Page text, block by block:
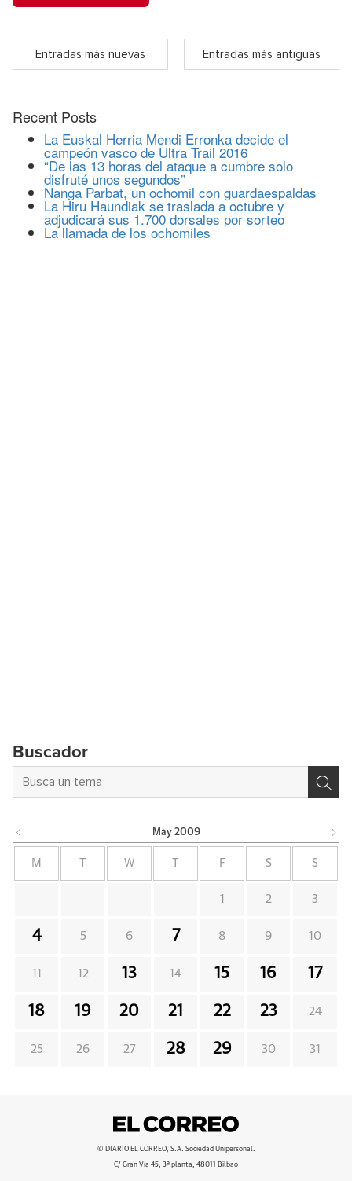
Entradas más nuevas Entradas más antiguas
Recent Posts
La Euskal Herria Mendi Erronka decide el
campeón vasco de Ultra Trail 2016
“De las 13 horas del ataque a cumbre solo
disfruté unos segundos”
Nanga Parbat, un ochomil con guardaespaldas
La Hiru Haundiak se traslada a octubre y
adjudicará sus 1.700 dorsales por sorteo
La llamada de los ochomiles
Buscador
May 2009
M W F S S
1 2 3
4 5 6 7 8 9 10
11 12 13 14 15 16 17
18 19 20 21 22 23 24
25 26 27 28 29 30 31
© DIARIO EL CORREO, S.A. Sociedad Unipersonal.
C/ Gran Vía 45, 3ª planta, 48011 Bilbao